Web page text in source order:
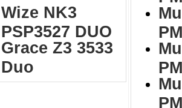
Wize NK3
PSP3527 DUO
Grace Z3 3533
Duo